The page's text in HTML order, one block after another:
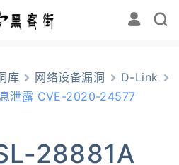
库 网络设备漏洞
D-Link
泄露 CVE-2020-24577
28881A